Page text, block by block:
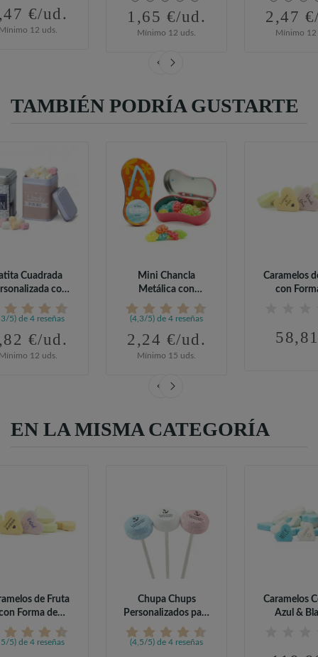
€/ud.
12 uds.
1,65 €/ud.
Mínimo 12 uds.
2,47
Mínimo 12
TAMBIÉN PODRÍA GUSTARTE
Cuadrada
con
Caramelos
5) de 4 reseñas
€/ud.
12 uds.
Mini Chancla
Metálica con
Caramelos Moritas...
(4,3/5) de 4 reseñas
2,24 €/ud.
Mínimo 15 uds.
Caramelos
con
EN LA MISMA CATEGORÍA
de Fruta
Forma de
Corazón...
5) de 4 reseñas
Chupa Chups
Personalizados para
Comunión (95 uds)
(4,5/5) de 4 reseñas
Caramelos
Azul &